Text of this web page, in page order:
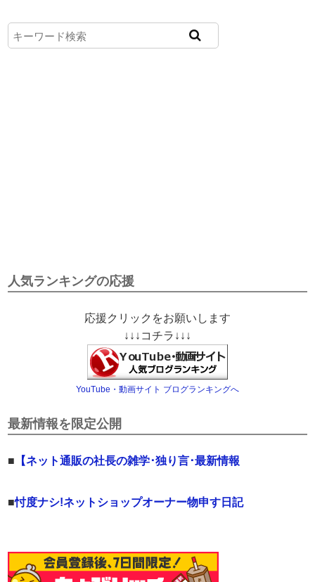
人気ランキングの応援
応援クリックをお願いします
↓↓↓コチラ↓↓↓
YouTube・動画サイト ブログランキングへ
最新情報を限定公開
■ 【ネット通販の社長の雑学･独り言･最新情報
■忖度ナシ!ネットショップオーナー物申す日記